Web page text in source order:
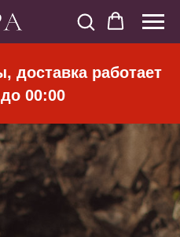
доставка работает
00:00